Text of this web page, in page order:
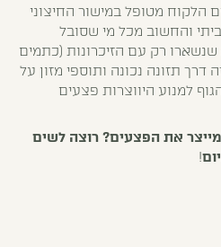
הלקוח מטופל במישור החיצוני
והחשוב מכל מי שסובל
רק עם הזיכרונות (כתמים
דרך תזונה נכונה ותוספי מזון על
למנוע היווצרות פצעים
את הפצעים? רוצה לשים
!